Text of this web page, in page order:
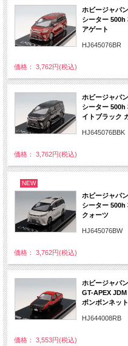
ホビージャパ
シーター 500h
アゲート
HJ645076BR
価格： 3,762円(税込)
ホビージャパ
シーター 500h
イトブラック
HJ645076BBK
価格： 3,762円(税込)
NEW
ホビージャパ
シーター 500h
クォーツ
HJ645076BW
価格： 3,762円(税込)
ホビージャパ
GT-APEX
ボンボンネット
HJ644008RB
価格： 3,553円(税込)